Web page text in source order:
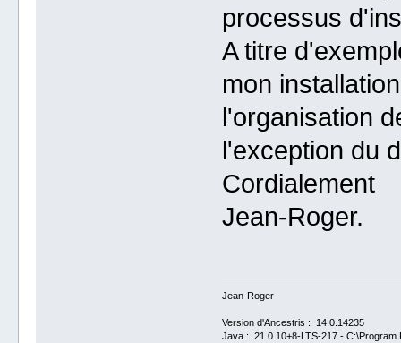
processus
A titre
mon
l'organisation
l'exception du
Cordialement
Jean-Roger.
Jean-Roger
Version d'Ancestris : 14.0.14235
Java : 21.0.10+8-LTS-217 - C:\Program